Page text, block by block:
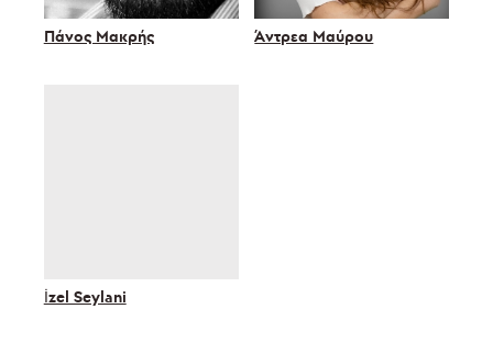
Πάνος Μακρής Άντρεα Μαύρου
İzel Seylani